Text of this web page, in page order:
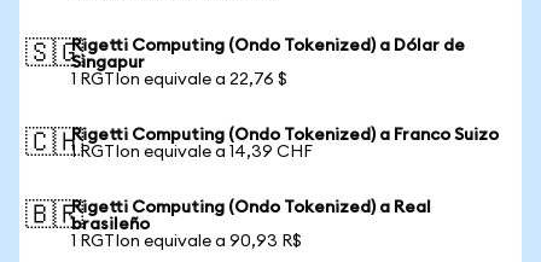
🇸🇬Rigetti Computing (Ondo Tokenized) a Dólar de
Singapur
1 RGTIon equivale a 22,76 $
🇨🇭Rigetti Computing (Ondo Tokenized) a Franco Suizo
1 RGTIon equivale a 14,39 CHF
🇧🇷Rigetti Computing (Ondo Tokenized) a Real
brasileño
1 RGTIon equivale a 90,93 R$